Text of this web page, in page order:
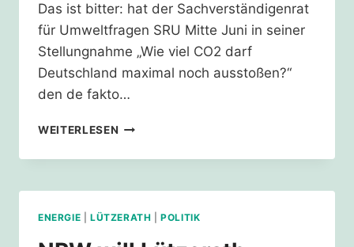
Das ist bitter: hat der Sachverständigenrat
für Umweltfragen SRU Mitte Juni in seiner
Stellungnahme „Wie viel CO2 darf
Deutschland maximal noch ausstoßen?“
den de fakto…
WEITERLESEN DEUTSCHLAND
SICH
PARISER
KLIMASCHUTZABKOMMEN
VERABSCHIEDET
ENERGIE LÜTZERATH |POLITIK